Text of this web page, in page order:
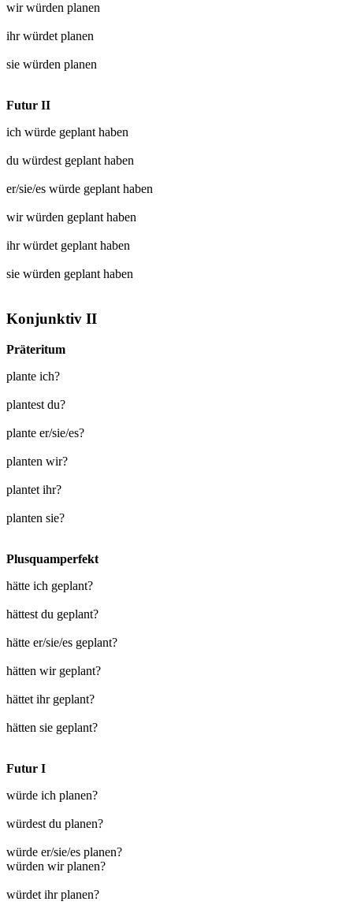
wir würden planen
ihr würdetplanen
sie würden planen
Futur II
ich würde geplanthaben
du würdest geplanthaben
er/sie/es würde geplanthaben
wir würden geplanthaben
ihr würdet geplanthaben
sie würden geplanthaben
Konjunktiv II
Präteritum
plante ich?
plantest du?
plante er/sie/es?
planten wir?
plantet ihr?
planten sie?
Plusquamperfekt
hätte ich geplant?
hättest du geplant?
hätte er/sie/es geplant?
hätten wir geplant?
hättet ihr geplant?
hätten sie geplant?
Futur I
würde ich planen?
würdest du planen?
würde er/sie/es planen?
würden wir planen?
würdet ihr planen?